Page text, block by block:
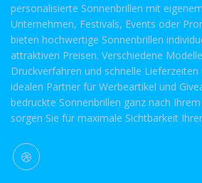
personalisierte Sonnenbrillen mit
Unternehmen, Festivals, Events oder
bieten hochwertige Sonnenbrillen
attraktiven Preisen. Verschiedene
Druckverfahren und schnelle
idealen Partner für Werbeartikel und
bedruckte Sonnenbrillen ganz nach
sorgen Sie für maximale Sichtbarkeit